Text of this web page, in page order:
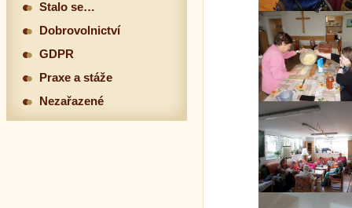
Stalo se…
Dobrovolnictví
GDPR
Praxe a stáže
Nezařazené